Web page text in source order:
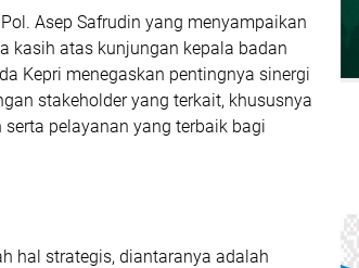
Asep Safrudin yang menyampaikan
kasih atas kunjungan kepala badan
Kepri menegaskan pentingnya sinergi
stakeholder yang terkait, khususnya
pelayanan yang terbaik bagi
hal strategis, diantaranya adalah